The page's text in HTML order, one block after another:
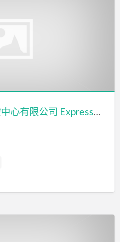
藝述行表達藝術治療中心有限公司 Expressoul Expressive Arts Therapy Centre Company Limited